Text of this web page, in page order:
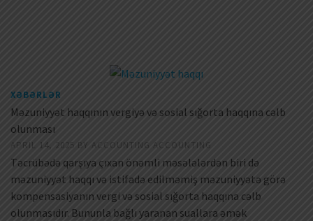
XƏBƏRLƏR
Məzuniyyət haqqının vergiyə və sosial sığorta haqqına cəlb
olunması
APRIL 14, 2025 BY ACCOUNTING ACCOUNTING
Təcrübədə qarşıya çıxan önəmli məsələlərdən biri də
məzuniyyət haqqı və istifadə edilməmiş məzuniyyətə görə
kompensasiyanın vergi və sosial sığorta haqqına cəlb
olunmasıdır. Bununla bağlı yaranan suallara əmək